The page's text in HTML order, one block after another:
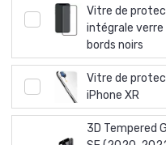
Vitre de
intégrale
bords noirs
Vitre de
iPhone XR
3D Tempered